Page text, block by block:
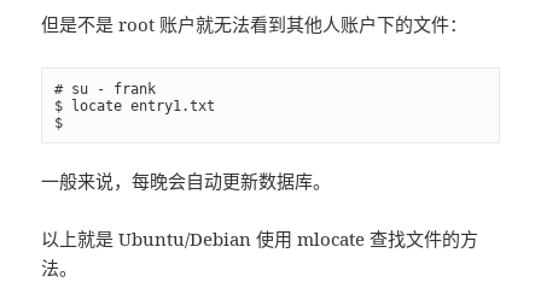
但是不是 root 账户就无法看到其他人账户下的文件：
# su - frank
$ locate entry1.txt
$
一般来说，每晚会自动更新数据库。
以上就是 Ubuntu/Debian 使用 mlocate 查找文件的方
法。